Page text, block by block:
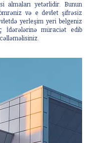
almaları yetərlidir. Bunun
və e devlet şifrəsiz
yerleşim yeri belgeniz
İdərələrinə müraciət edib